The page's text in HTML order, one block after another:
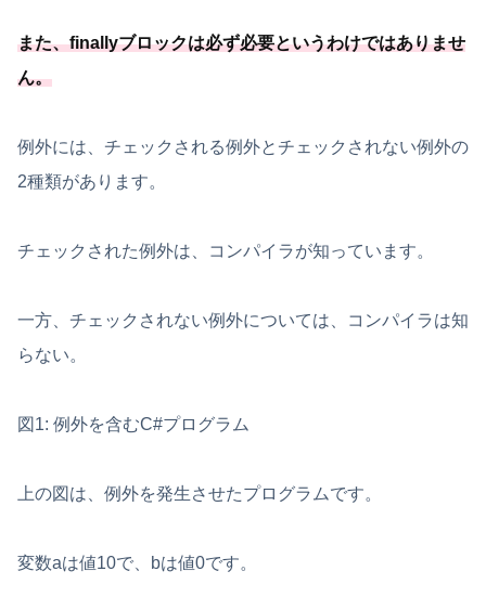
また、finallyブロックは必ず必要というわけではありませ
ん。
例外には、チェックされる例外とチェックされない例外の
2種類があります。
チェックされた例外は、コンパイラが知っています。
一方、チェックされない例外については、コンパイラは知
らない。
図1: 例外を含むC#プログラム
上の図は、例外を発生させたプログラムです。
変数aは値10で、bは値0です。